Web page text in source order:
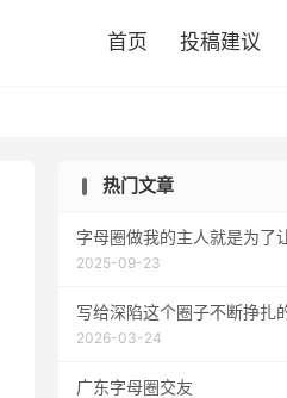
首页 投稿建议
热门文章
字母圈做我的主人就是为了
2025-09-23
写给深陷这个圈子不断挣扎
2026-03-24
广东字母圈交友